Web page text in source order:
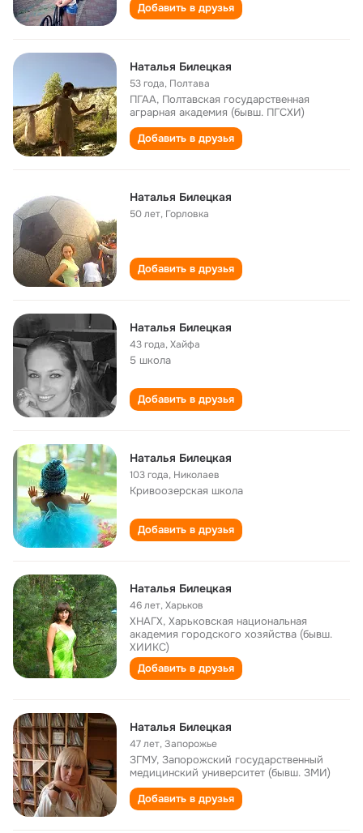
Добавить в друзья
Наталья Билецкая
53 года, Полтава
ПГАА, Полтавская государственная
аграрная академия (бывш. ПГСХИ)
Добавить в друзья
Наталья Билецкая
50 лет, Горловка
Добавить в друзья
Наталья Билецкая
43 года,Хайфа
5 школа
Добавить в друзья
Наталья Билецкая
103 года, Николаев
Кривоозерская школа
Добавить в друзья
Наталья Билецкая
46 лет,Харьков
ХНАГХ, Харьковская национальная
академия городского хозяйства (бывш.
ХИИКС)
Добавить в друзья
Наталья Билецкая
47 лет,Запорожье
ЗГМУ, Запорожский государственный
медицинский университет (бывш. ЗМИ)
Добавить в друзья